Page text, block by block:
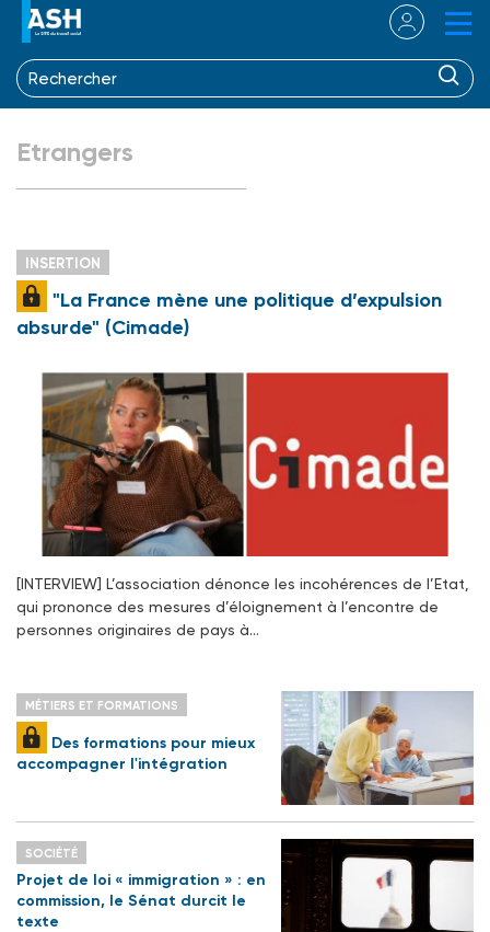
Etrangers
INSERTION
"La France mène une politique d’expulsion
absurde" (Cimade)
[INTERVIEW] L’association dénonce les incohérences de l’Etat,
qui prononce des mesures d’éloignement à l’encontre de
personnes originaires de pays à…
MÉTIERS ET FORMATIONS
Des formations pour mieux
accompagner l'intégration
SOCIÉTÉ
Projet de loi « immigration » : en
commission, le Sénat durcit le
texte